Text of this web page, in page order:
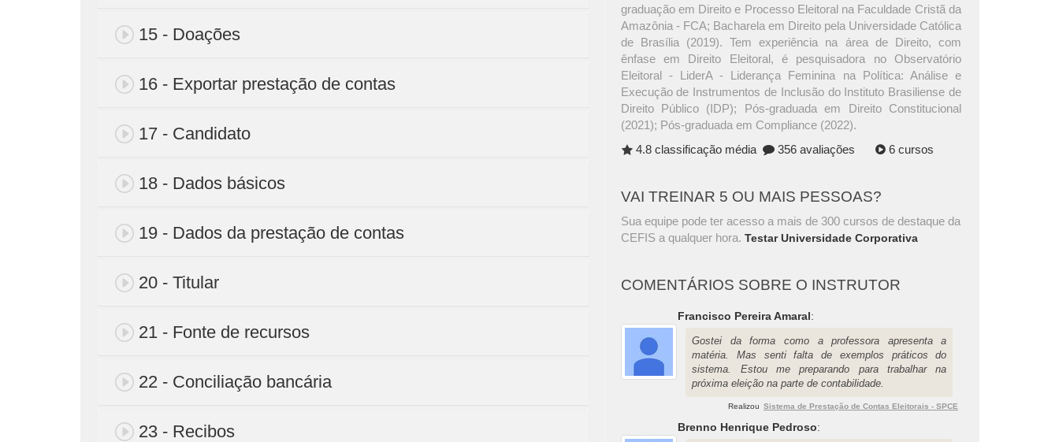
15 - Doações
16 - Exportar prestação de contas
17 - Candidato
18 - Dados básicos
19 - Dados da prestação de contas
20 - Titular
21 - Fonte de recursos
22 - Conciliação bancária
23 - Recibos
graduação em Direito e Processo Eleitoral na Faculdade Cristã da
Amazônia - FCA; Bacharela em Direito pela Universidade Católica
de Brasília (2019). Tem experiência na área de Direito, com
ênfase em Direito Eleitoral, é pesquisadora no Observatório
Eleitoral - LiderA - Liderança Feminina na Política: Análise e
Execução de Instrumentos de Inclusão do Instituto Brasiliense de
Direito Público (IDP); Pós-graduada em Direito Constitucional
(2021); Pós-graduada em Compliance (2022).
4.8 classificação média
356 avaliações 6 cursos
VAI TREINAR 5 OU MAIS PESSOAS?
Sua equipe pode ter acesso a mais de 300 cursos de destaque da
CEFIS a qualquer hora.Testar Universidade Corporativa
COMENTÁRIOS SOBRE O INSTRUTOR
Francisco Pereira Amaral:
Gostei da forma como a professora apresenta a
matéria. Mas senti falta de exemplos práticos do
sistema. Estou me preparando para trabalhar na
próxima eleição na parte de contabilidade.
Realizou Sistema de Prestação de Contas Eleitorais - SPCE
Brenno Henrique Pedroso: